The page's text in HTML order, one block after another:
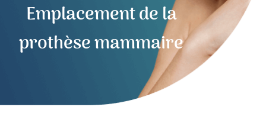
Emplacement de la
prothèse mammaire